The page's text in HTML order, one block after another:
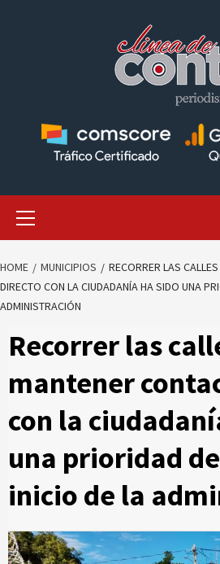
HOME MUNICIPIOS
RECORRER LAS
DIRECTO CON LA CIUDADANÍA HA SIDO UNA
ADMINISTRACIÓN
Recorrer las
mantener
con la
una prioridad
inicio de la